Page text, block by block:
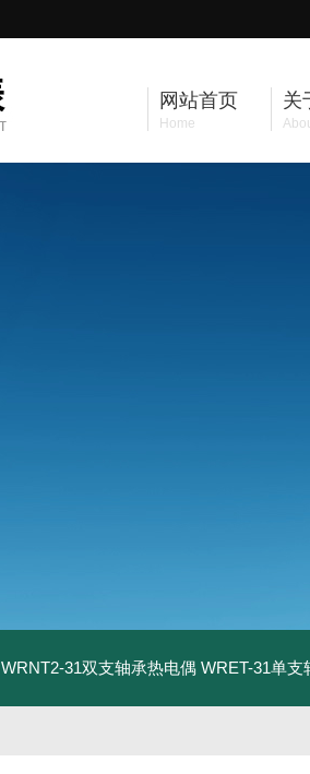
网站首页
Home
关
WRNT2-31双支轴承热电偶 WRET-31单支